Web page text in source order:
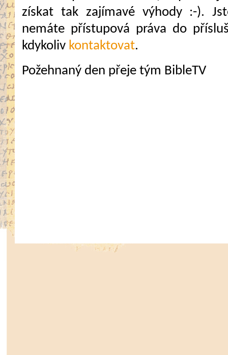
získat tak zajímavé výhody :-).
nemáte přístupová práva do
kdykoliv kontaktovat.
Požehnaný den přeje tým BibleTV